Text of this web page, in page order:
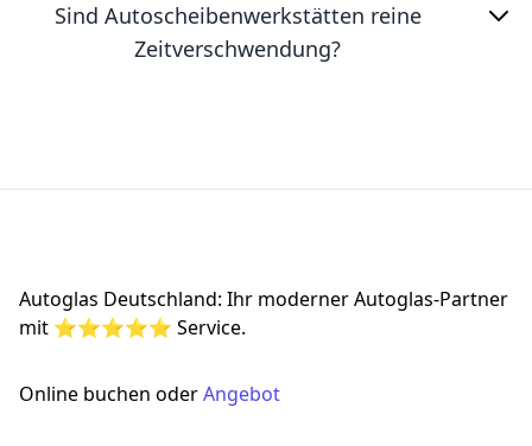
Sind Autoscheibenwerkstätten reine
Zeitverschwendung?
Autoglas Deutschland: Ihr moderner Autoglas-Partner
mit ⭐⭐⭐⭐⭐ Service.
Online buchen oderAngebot